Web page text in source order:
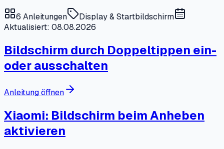
6 Anleitungen
Display & Startbildschirm
Aktualisiert: 08.08.2026
Bildschirm durch Doppeltippen ein-
oder ausschalten
Anleitung öffnen
Xiaomi: Bildschirm beim Anheben
aktivieren